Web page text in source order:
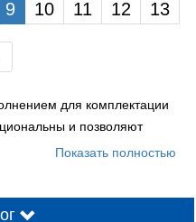
9 10 11 12 13
для комплектации
и позволяют
занимая значительного
Показать полностью